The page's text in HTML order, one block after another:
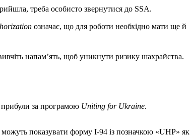
треба особисто звернутися до SSA.
означає, що для роботи необхідно мати ще й
напам’ять, щоб уникнути ризику шахрайства.
за програмою Uniting for Ukraine.
показувати форму I-94 із позначкою «UHP» як